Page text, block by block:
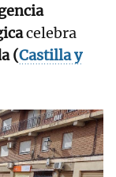
celebra
(Castilla y